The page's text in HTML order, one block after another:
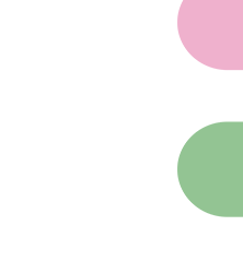
１～２面 特集
支える 介護業界
介護も特定技能
１面 介護も特定